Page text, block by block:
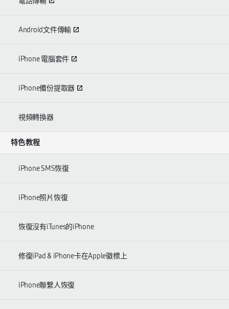
Android文件傳輸
iPhone 電腦套件
iPhone備份提取器
視頻轉換器
特色教程
iPhone SMS恢復
iPhone照片恢復
恢復沒有iTunes的iPhone
修復iPad & iPhone卡在Apple徽標上
iPhone聯繫人恢復